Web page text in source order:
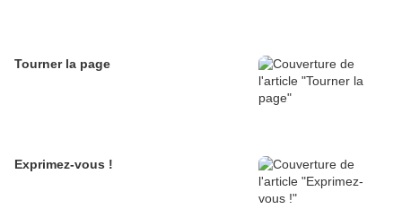
Tourner la page
Exprimez-vous !